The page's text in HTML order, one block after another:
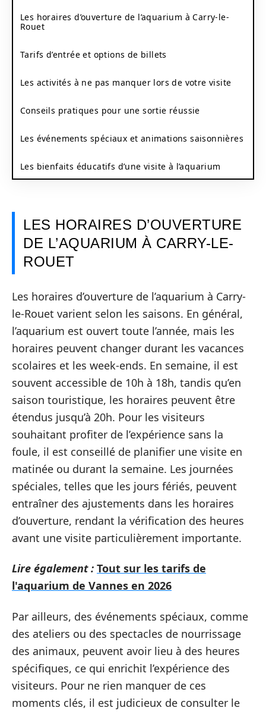
Les horaires d’ouverture de l’aquarium à Carry-le-
Rouet
Tarifs d’entrée et options de billets
Les activités à ne pas manquer lors de votre visite
Conseils pratiques pour une sortie réussie
Les événements spéciaux et animations saisonnières
Les bienfaits éducatifs d’une visite à l’aquarium
LES HORAIRES D’OUVERTURE
DE L’AQUARIUM À CARRY-LE-
ROUET
Les horaires d’ouverture de l’aquarium à Carry-
le-Rouet varient selon les saisons. En général,
l’aquarium est ouvert toute l’année, mais les
horaires peuvent changer durant les vacances
scolaires et les week-ends. En semaine, il est
souvent accessible de 10h à 18h, tandis qu’en
saison touristique, les horaires peuvent être
étendus jusqu’à 20h. Pour les visiteurs
souhaitant profiter de l’expérience sans la
foule, il est conseillé de planifier une visite en
matinée ou durant la semaine. Les journées
spéciales, telles que les jours fériés, peuvent
entraîner des ajustements dans les horaires
d’ouverture, rendant la vérification des heures
avant une visite particulièrement importante.
Lire également : Tout sur les tarifs de
l'aquarium de Vannes en 2026
Par ailleurs, des événements spéciaux, comme
des ateliers ou des spectacles de nourrissage
des animaux, peuvent avoir lieu à des heures
spécifiques, ce qui enrichit l’expérience des
visiteurs. Pour ne rien manquer de ces
moments clés, il est judicieux de consulter le